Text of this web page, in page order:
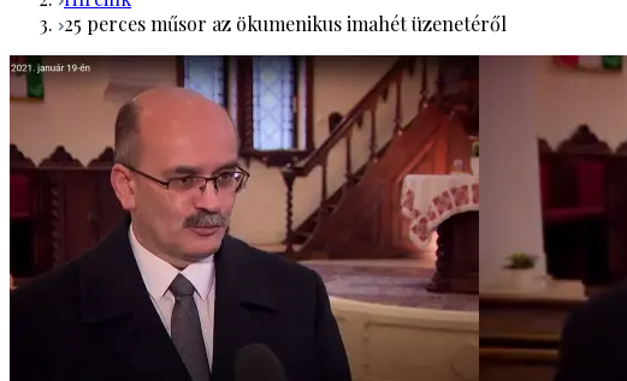
25 perces műsor az ökumenikus imahét üzenetéről